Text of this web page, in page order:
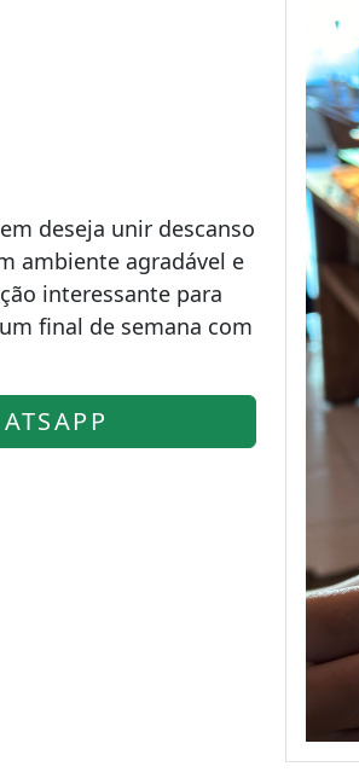
deseja unir descanso
ambiente agradável e
interessante para
final de semana com